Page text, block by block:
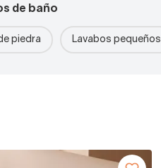
de baño
piedra Lavabos pequeños